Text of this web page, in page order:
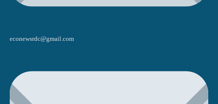
econewsrdc@gmail.com